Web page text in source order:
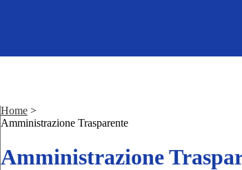
Home >
Amministrazione Trasparente
Amministrazione